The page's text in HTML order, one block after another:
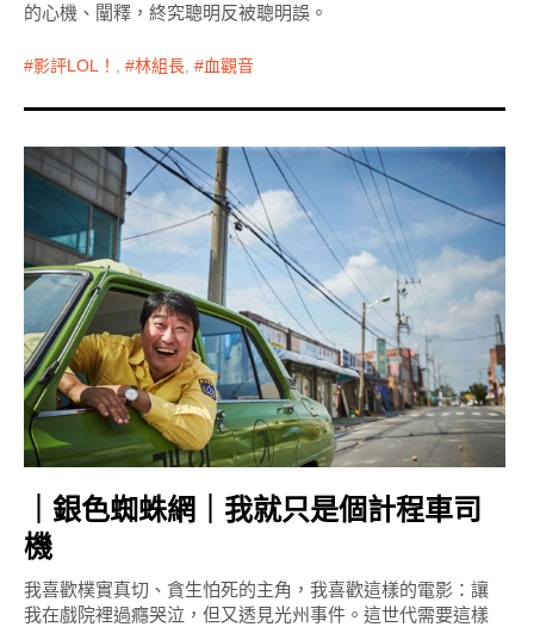
的心機、闡釋，終究聰明反被聰明誤。
影評LOL！ , 林組長 , 血觀音
｜銀色蜘蛛網｜我就只是個計程車司
機
我喜歡樸實真切、貪生怕死的主角，我喜歡這樣的電影：讓
我在戲院裡過癮哭泣，但又透見光州事件。這世代需要這樣